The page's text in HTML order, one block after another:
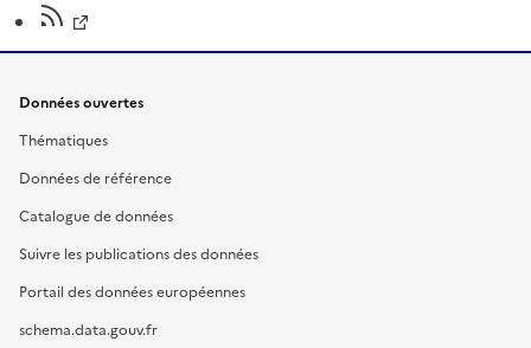
Données ouvertes
Thématiques
Données de référence
Catalogue de données
Suivre les publications des données
Portail des données européennes
schema.data.gouv.fr